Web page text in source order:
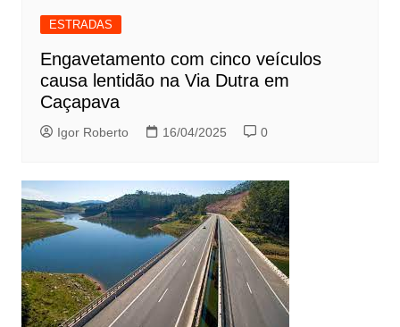
ESTRADAS
Engavetamento com cinco veículos
causa lentidão na Via Dutra em
Caçapava
Igor Roberto 16/04/2025 0